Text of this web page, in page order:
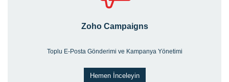
Zoho Campaigns
Toplu E-Posta Gönderimi ve Kampanya Yönetimi
Hemen İnceleyin